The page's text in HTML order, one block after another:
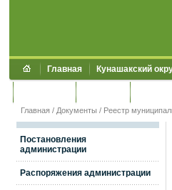
Главная Кунашакский
Главная / Документы / Реестр
Постановления
администрации
Распоряжения администрации